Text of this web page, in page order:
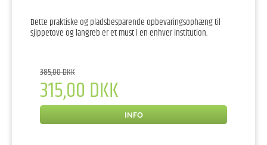
Dette praktiske og pladsbesparende opbevaringsophæng til
sjippetove og langreb er et must i en enhver institution.
385,00 DKK
315,00 DKK
INFO